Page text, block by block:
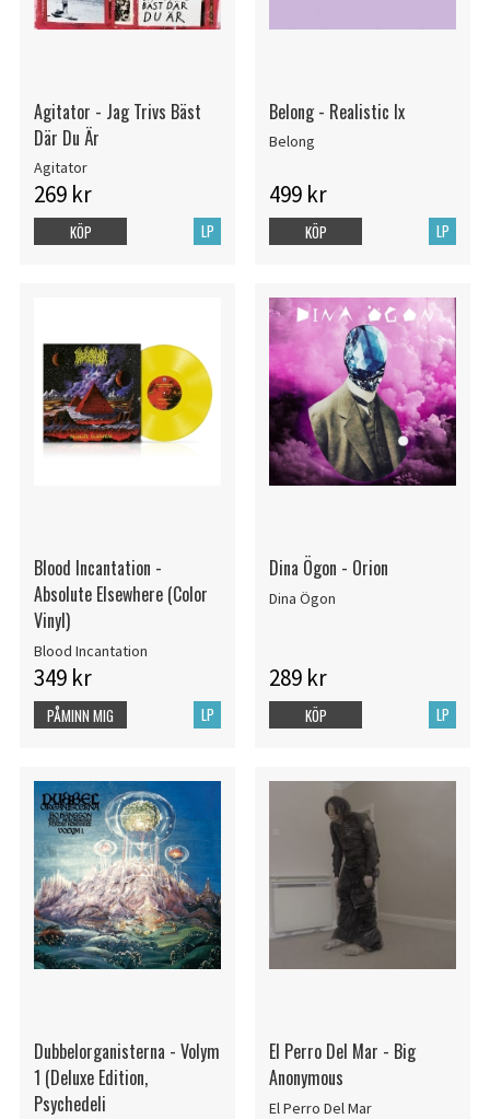
Agitator - Jag Trivs Bäst
Där Du Är
Agitator
269 kr
LP
KÖP
Belong - Realistic Ix
Belong
499 kr
LP
KÖP
Blood Incantation -
Absolute Elsewhere (Color
Vinyl)
Blood Incantation
349 kr
LP
PÅMINN MIG
Dina Ögon - Orion
Dina Ögon
289 kr
LP
KÖP
Dubbelorganisterna - Volym
1 (Deluxe Edition,
Psychedeli
El Perro Del Mar - Big
Anonymous
El Perro Del Mar